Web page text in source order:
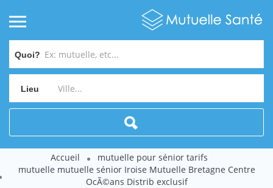
Quoi?
Lieu
Accueil
mutuelle pour sénior tarifs
mutuelle mutuelle sénior Iroise Mutuelle Bretagne Centre
OcÃ©ans Distrib exclusif